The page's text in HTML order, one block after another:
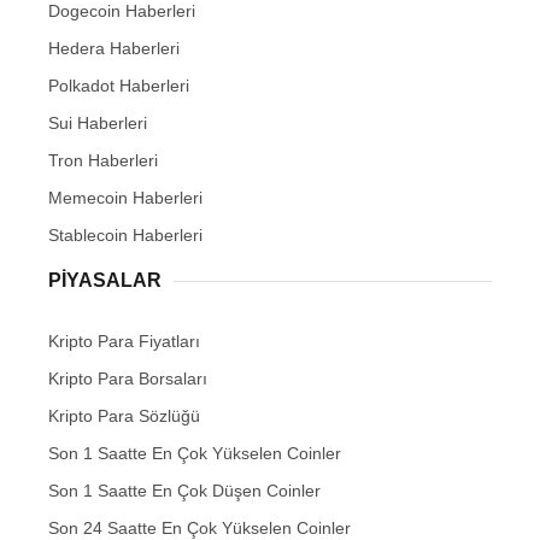
Dogecoin Haberleri
Hedera Haberleri
Polkadot Haberleri
Sui Haberleri
Tron Haberleri
Memecoin Haberleri
Stablecoin Haberleri
PIYASALAR
Kripto Para Fiyatları
Kripto Para Borsaları
Kripto Para Sözlüğü
Son 1 Saatte En Çok Yükselen Coinler
Son 1 Saatte En Çok Düşen Coinler
Son 24 Saatte En Çok Yükselen Coinler